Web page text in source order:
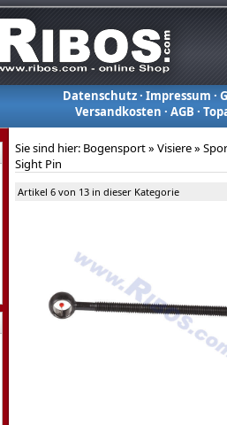
Datenschutz· Impressum ·
Versandkosten · AGB ·
Sie sind hier: Bogensport» Visiere»
Sight Pin
Artikel 6 von 13 in dieser Kategorie